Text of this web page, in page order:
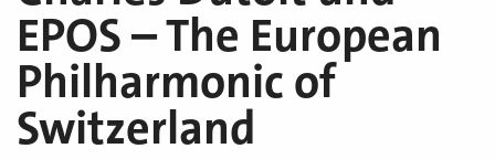
EPOS – The European
Philharmonic of
Switzerland